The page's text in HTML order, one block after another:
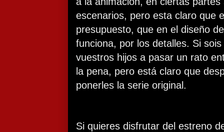
escenarios, pero esta claro que
presupuesto, que en el diseño
funciona, por los detalles. Si
vuestros hijos a pasar un rato
la pena, pero está claro que
ponerles la serie original.
Si quieres disfrutar del estreno